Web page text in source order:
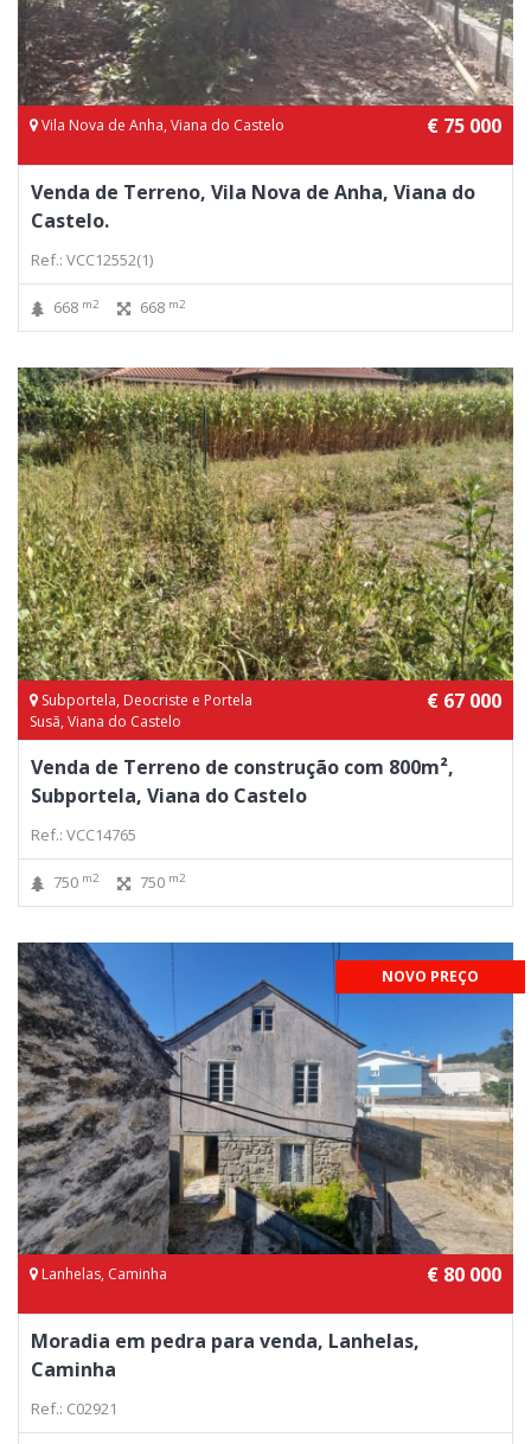
Vila Nova de Anha, Viana do Castelo € 75 000
Venda de Terreno, Vila Nova de Anha, Viana do
Castelo.
Ref.: VCC12552(1)
668 m2 668 m2
Subportela, Deocriste e Portela
Susã, Viana do Castelo
€ 67 000
Venda de Terreno de construção com 800m²,
Subportela, Viana do Castelo
Ref.: VCC14765
750 m2 750 m2
NOVO PREÇO
Lanhelas, Caminha € 80 000
Moradia em pedra para venda, Lanhelas,
Caminha
Ref.: C02921